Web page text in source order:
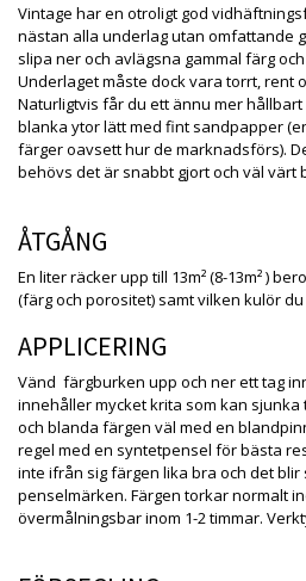
Vintage har en otroligt god
nästan alla underlag utan omfattande
slipa ner och avlägsna gammal färg
Underlaget måste dock vara torrt, rent
Naturligtvis får du ett ännu mer
blanka ytor lätt med fint sandpapper
färger oavsett hur de marknadsförs).
behövs det är snabbt gjort och väl värt
ÅTGÅNG
En liter räcker upp till 13m² (8-13m² )
(färg och porositet) samt vilken kulör
APPLICERING
Vänd färgburken upp och ner ett tag
innehåller mycket krita som kan sjunka
och blanda färgen väl med en
regel med en syntetpensel för bästa
inte ifrån sig färgen lika bra och det blir
penselmärken. Färgen torkar normalt
övermålningsbar inom 1-2 timmar.